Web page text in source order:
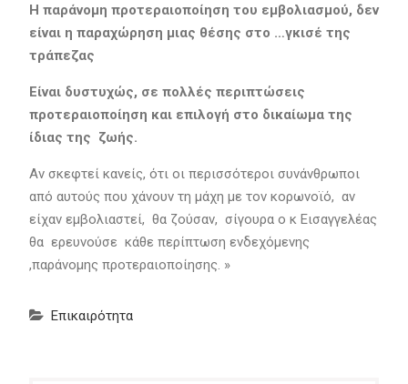
Η παράνομη προτεραιοποίηση του εμβολιασμού, δεν
είναι η παραχώρηση μιας θέσης στο …γκισέ της
τράπεζας
Είναι δυστυχώς, σε πολλές περιπτώσεις
προτεραιοποίηση και επιλογή στο δικαίωμα της
ίδιας της ζωής.
Αν σκεφτεί κανείς, ότι οι περισσότεροι συνάνθρωποι
από αυτούς που χάνουν τη μάχη με τον κορωνοϊό, αν
είχαν εμβολιαστεί, θα ζούσαν, σίγουρα ο κ Εισαγγελέας
θα ερευνούσε κάθε περίπτωση ενδεχόμενης
,παράνομης προτεραιοποίησης. »
Επικαιρότητα